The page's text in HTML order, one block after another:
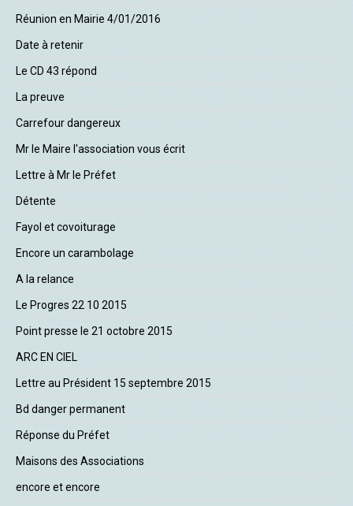
Réunion en Mairie 4/01/2016
Date à retenir
Le CD 43 répond
La preuve
Carrefour dangereux
Mr le Maire l'association vous écrit
Lettre à Mr le Préfet
Détente
Fayol et covoiturage
Encore un carambolage
A la relance
Le Progres 22 10 2015
Point presse le 21 octobre 2015
ARC EN CIEL
Lettre au Président 15 septembre 2015
Bd danger permanent
Réponse du Préfet
Maisons des Associations
encore et encore